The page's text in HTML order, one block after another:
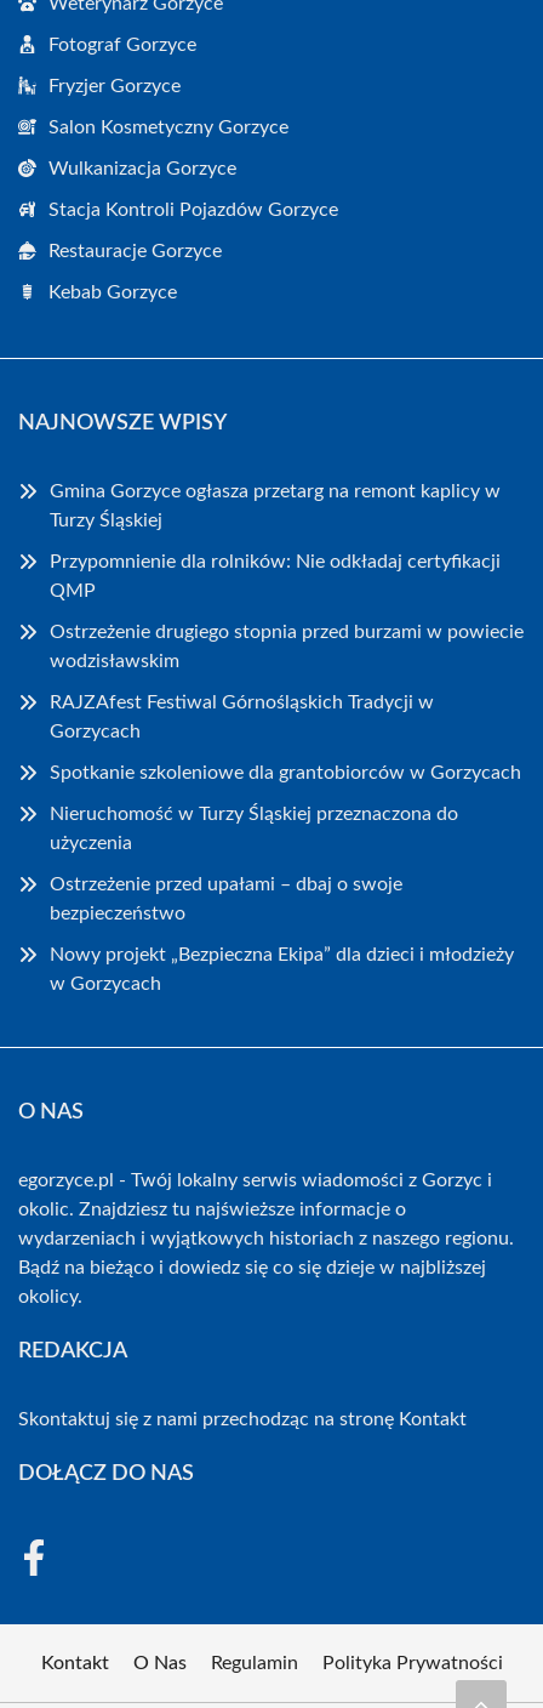
Fotograf Gorzyce
Fryzjer Gorzyce
Salon Kosmetyczny Gorzyce
Wulkanizacja Gorzyce
Stacja Kontroli Pojazdów Gorzyce
Restauracje Gorzyce
Kebab Gorzyce
NAJNOWSZE WPISY
Gmina Gorzyce ogłasza przetarg na remont kaplicy w
Turzy Śląskiej
Przypomnienie dla rolników: Nie odkładaj certyfikacji
QMP
Ostrzeżenie drugiego stopnia przed burzami w powiecie
wodzisławskim
RAJZAfest Festiwal Górnośląskich Tradycji w
Gorzycach
Spotkanie szkoleniowe dla grantobiorców w Gorzycach
Nieruchomość w Turzy Śląskiej przeznaczona do
użyczenia
Ostrzeżenie przed upałami – dbaj o swoje
bezpieczeństwo
Nowy projekt „Bezpieczna Ekipa” dla dzieci i młodzieży
w Gorzycach
O NAS
egorzyce.pl - Twój lokalny serwis wiadomości z Gorzyc i
okolic. Znajdziesz tu najświeższe informacje o
wydarzeniach i wyjątkowych historiach z naszego regionu.
Bądź na bieżąco i dowiedz się co się dzieje w najbliższej
okolicy.
REDAKCJA
Skontaktuj się z nami przechodząc na stronę Kontakt
DOŁĄCZ DO NAS
Kontakt O Nas Regulamin Polityka Prywatności